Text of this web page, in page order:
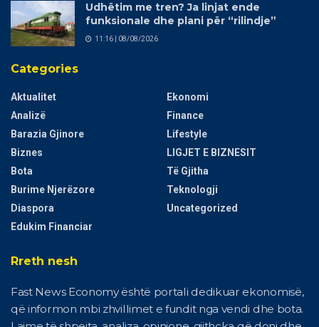
Udhëtim me tren? Ja linjat ende
funksionale dhe plani për “rilindje”
11:16 | 08/08/2026
Categories
Aktualitet
Analizë
Barazia Gjinore
Biznes
Bota
Burime Njerëzore
Diaspora
Edukim Financiar
Ekonomi
Finance
Lifestyle
LIGJET E BIZNESIT
Të Gjitha
Teknologji
Uncategorized
Rreth nesh
Fast News Economy është portali dedikuar ekonomisë,
që informon mbi zhvillimet e fundit nga vendi dhe bota.